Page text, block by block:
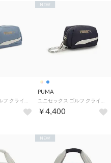
PUMA
￥4,400
NEW
NEW